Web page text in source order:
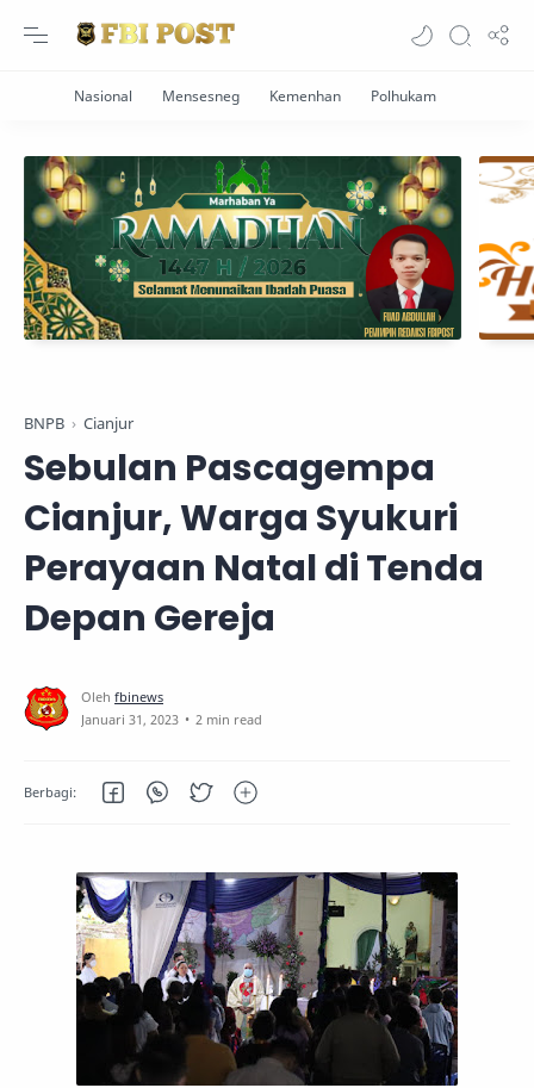
BNPB Cianjur
Sebulan Pascagempa
Cianjur, Warga Syukuri
Perayaan Natal di Tenda
Depan Gereja
2 min read